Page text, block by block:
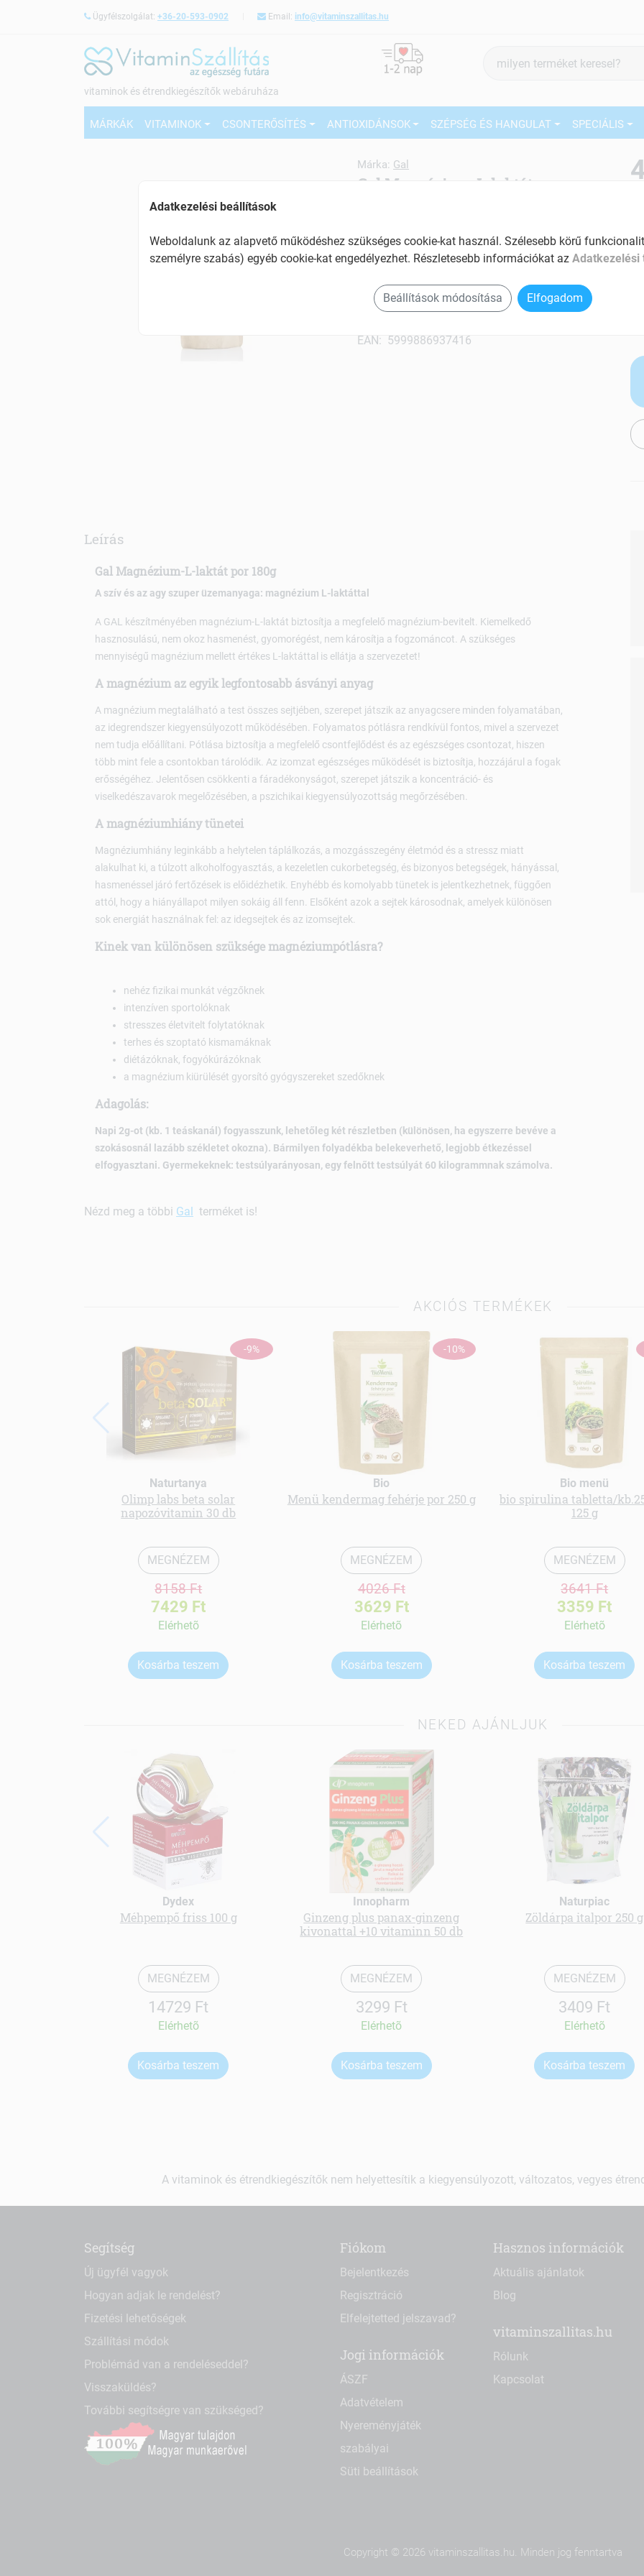
Ügyfélszolgálat: +36-20-593-0902 Email: info@vitaminszallitas.hu
vitaminok és étrendkiegészítők webáruháza
keresés
MÁRKÁK VITAMINOK CSONTERŐSÍTÉS ANTIOXIDÁNSOK SZÉPSÉG ÉS HANGULAT SPECIÁLIS
Márka: Gal
Gal Magnézium-L-laktát por
Tartalom: 180 g
Vitalizálja a szervezetet
Segíti az izomzat megfelelő működését
EAN: 5999886937416
Leírás
Gal Magnézium-L-laktát por 180g
A szív és az agy szuper üzemanyaga: magnézium L-laktáttal
A GAL készítményében magnézium-L-laktát biztosítja a megfelelő magnézium-bevitelt. Kiemelkedő
hasznosulású, nem okoz hasmenést, gyomorégést, nem károsítja a fogzománcot. A szükséges
mennyiségű magnézium mellett értékes L-laktáttal is ellátja a szervezetet!
A magnézium az egyik legfontosabb ásványi anyag
A magnézium megtalálható a test összes sejtjében, szerepet játszik az anyagcsere minden folyamatában,
az idegrendszer kiegyensúlyozott működésében. Folyamatos pótlásra rendkívül fontos, mivel a szervezet
nem tudja előállítani. Pótlása biztosítja a megfelelő csontfejlődést és az egészséges csontozat, hiszen
több mint fele a csontokban tárolódik. Az izomzat egészséges működését is biztosítja, hozzájárul a fogak
erősségéhez. Jelentősen csökkenti a fáradékonyságot, szerepet játszik a koncentráció- és
viselkedészavarok megelőzésében, a pszichikai kiegyensúlyozottság megőrzésében.
A magnéziumhiány tünetei
Magnéziumhiány leginkább a helytelen táplálkozás, a mozgásszegény életmód és a stressz miatt
alakulhat ki, a túlzott alkoholfogyasztás, a kezeletlen cukorbetegség, és bizonyos betegségek, hányással,
hasmenéssel járó fertőzések is előidézhetik. Enyhébb és komolyabb tünetek is jelentkezhetnek, függően
attól, hogy a hiányállapot milyen sokáig áll fenn. Elsőként azok a sejtek károsodnak, amelyek különösen
sok energiát használnak fel: az idegsejtek és az izomsejtek.
Kinek van különösen szüksége magnéziumpótlásra?
nehéz fizikai munkát végzőknek
intenzíven sportolóknak
stresszes életvitelt folytatóknak
terhes és szoptató kismamáknak
diétázóknak, fogyókúrázóknak
a magnézium kiürülését gyorsító gyógyszereket szedőknek
Adagolás:
Napi 2g-ot (kb. 1 teáskanál) fogyasszunk, lehetőleg két részletben (különösen, ha egyszerre bevéve a
szokásosnál lazább székletet okozna). Bármilyen folyadékba belekeverhető, legjobb étkezéssel
elfogyasztani. Gyermekeknek: testsúlyarányosan, egy felnőtt testsúlyát 60 kilogrammnak számolva.
Nézd meg a többi Gal terméket is!
AKCIÓS TERMÉKEK
-9%
Naturtanya
Olimp labs beta solar
napozóvitamin 30 db
MEGNÉZEM
8158 Ft
7429 Ft
Elérhetõ
Kosárba teszem
-10%
Bio
Menü kendermag fehérje por 250 g
MEGNÉZEM
4026 Ft
3629 Ft
Elérhetõ
Kosárba teszem
Bio menü
bio spirulina tabletta/
125 g
MEGNÉZEM
3641 Ft
3359 Ft
Elérhetõ
Kosárba teszem
NEKED AJÁNLJUK
Dydex
Méhpempő friss 100 g
MEGNÉZEM
14729 Ft
Elérhetõ
Kosárba teszem
Innopharm
Ginzeng plus panax-ginzeng
kivonattal +10 vitaminn 50 db
MEGNÉZEM
3299 Ft
Elérhetõ
Kosárba teszem
Naturpiac
Zöldárpa italpor 250 g
MEGNÉZEM
3409 Ft
Elérhetõ
Kosárba teszem
A vitaminok és étrendkiegészítők nem helyettesítik a kiegyensúlyozott, változatos, vegyes
Segítség
Új ügyfél vagyok
Hogyan adjak le rendelést?
Fizetési lehetőségek
Szállítási módok
Problémád van a rendeléseddel?
Visszaküldés?
További segítségre van szükséged?
Fiókom
Bejelentkezés
Regisztráció
Elfelejtetted jelszavad?
Jogi információk
ÁSZF
Adatvételem
Nyereményjáték
szabályai
Süti beállítások
Hasznos információk
Aktuális ajánlatok
Blog
vitaminszallitas.hu
Rólunk
Kapcsolat
Copyright © 2026 vitaminszallitas.hu. Minden jog fenntartva
Adatkezelési beállítások
Weboldalunk az alapvető működéshez szükséges cookie-kat használ. Szélesebb körű
személyre szabás) egyéb cookie-kat engedélyezhet. Részletesebb információkat az Adatkezelési
Beállítások módosítása Elfogadom